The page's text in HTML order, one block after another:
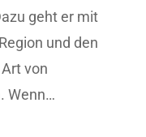
geht er mit
und den
von
Wenn…